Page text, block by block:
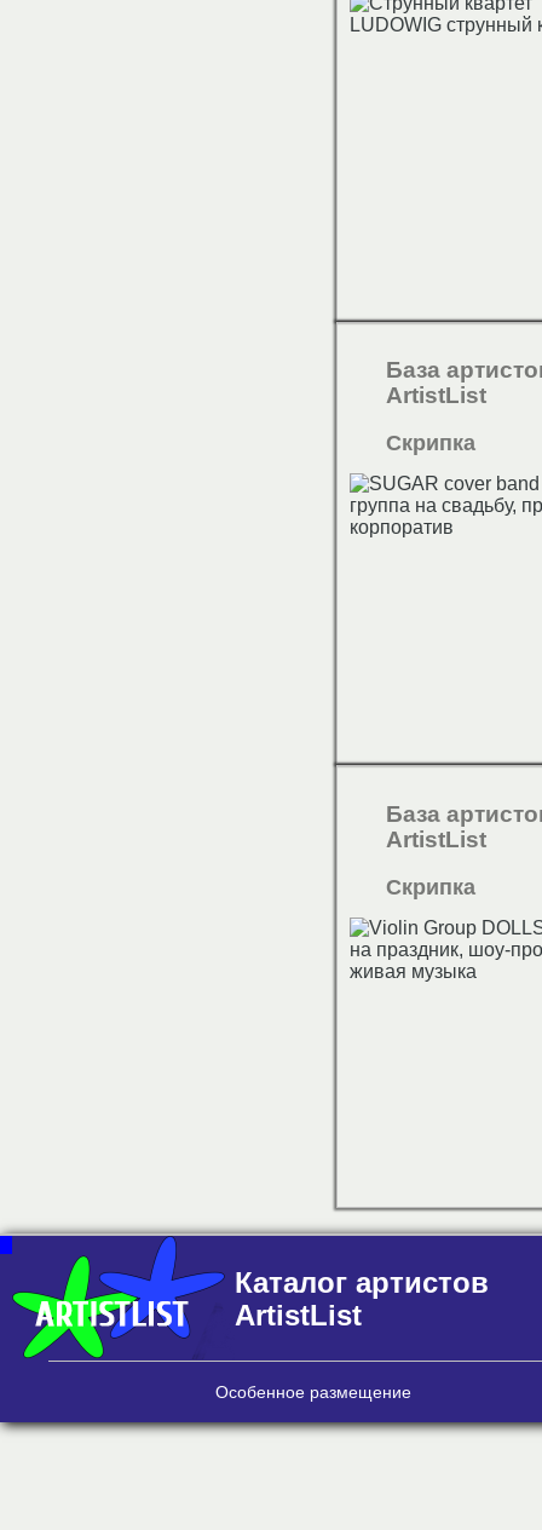
База
ArtistList
Скрипка
База
ArtistList
Скрипка
Каталог артистов
ArtistList
Особенное размещение